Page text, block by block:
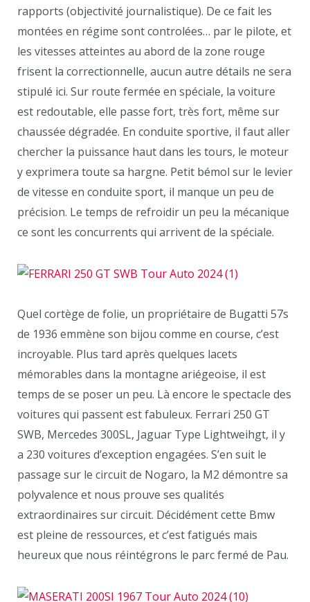
rapports (objectivité journalistique). De ce fait les
montées en régime sont controlées… par le pilote, et
les vitesses atteintes au abord de la zone rouge
frisent la correctionnelle, aucun autre détails ne sera
stipulé ici. Sur route fermée en spéciale, la voiture
est redoutable, elle passe fort, très fort, même sur
chaussée dégradée. En conduite sportive, il faut aller
chercher la puissance haut dans les tours, le moteur
y exprimera toute sa hargne. Petit bémol sur le levier
de vitesse en conduite sport, il manque un peu de
précision. Le temps de refroidir un peu la mécanique
ce sont les concurrents qui arrivent de la spéciale.
Quel cortège de folie, un propriétaire de Bugatti 57s
de 1936 emmène son bijou comme en course, c’est
incroyable. Plus tard après quelques lacets
mémorables dans la montagne ariégeoise, il est
temps de se poser un peu. Là encore le spectacle des
voitures qui passent est fabuleux. Ferrari 250 GT
SWB, Mercedes 300SL, Jaguar Type Lightweihgt, il y
a 230 voitures d’exception engagées. S’en suit le
passage sur le circuit de Nogaro, la M2 démontre sa
polyvalence et nous prouve ses qualités
extraordinaires sur circuit. Décidément cette Bmw
est pleine de ressources, et c’est fatigués mais
heureux que nous réintégrons le parc fermé de Pau.